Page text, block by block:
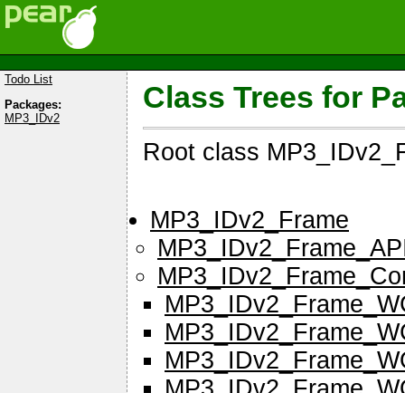
Todo List
Packages:
MP3_IDv2
Class Trees for
Root class
MP3_IDv2_Frame